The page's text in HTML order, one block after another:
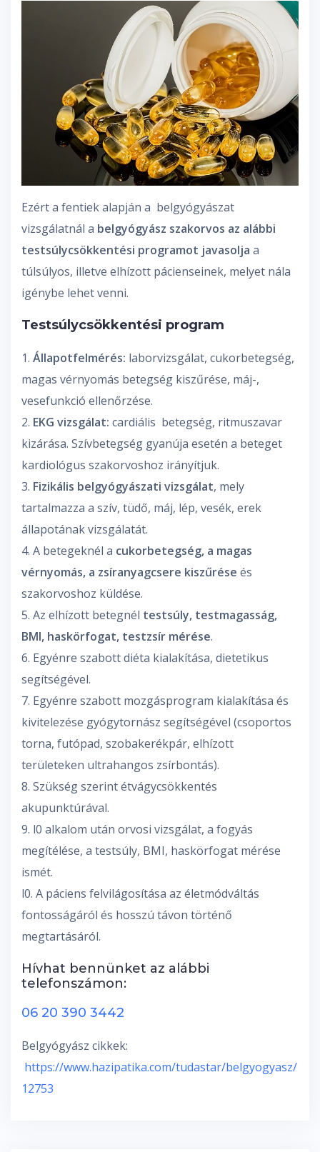
Ezért a fentiek alapján a belgyógyászat
vizsgálatnál a belgyógyász szakorvos az alábbi
testsúlycsökkentési programot javasolja a
túlsúlyos, illetve elhízott pácienseinek, melyet nála
igénybe lehet venni.
Testsúlycsökkentési program
1. Állapotfelmérés: laborvizsgálat, cukorbetegség,
magas vérnyomás betegség kiszűrése, máj-,
vesefunkció ellenőrzése.
2. EKG vizsgálat: cardiális betegség, ritmuszavar
kizárása. Szívbetegség gyanúja esetén a beteget
kardiológus szakorvoshoz irányítjuk.
3. Fizikális belgyógyászati vizsgálat, mely
tartalmazza a szív, tüdő, máj, lép, vesék, erek
állapotának vizsgálatát.
4. A betegeknél a cukorbetegség, a magas
vérnyomás, a zsíranyagcsere kiszűrése és
szakorvoshoz küldése.
5. Az elhízott betegnél testsúly, testmagasság,
BMI, haskörfogat, testzsír mérése.
6. Egyénre szabott diéta kialakítása, dietetikus
segítségével.
7. Egyénre szabott mozgásprogram kialakítása és
kivitelezése gyógytornász segítségével (csoportos
torna, futópad, szobakerékpár, elhízott
területeken ultrahangos zsírbontás).
8. Szükség szerint étvágycsökkentés
akupunktúrával.
9. l0 alkalom után orvosi vizsgálat, a fogyás
megítélése, a testsúly, BMI, haskörfogat mérése
ismét.
l0. A páciens felvilágosítása az életmódváltás
fontosságáról és hosszú távon történő
megtartásáról.
Hívhat bennünket az alábbi
telefonszámon:
06 20 390 3442
Belgyógyász cikkek:
https://www.hazipatika.com/tudastar/belgyogyasz/
12753